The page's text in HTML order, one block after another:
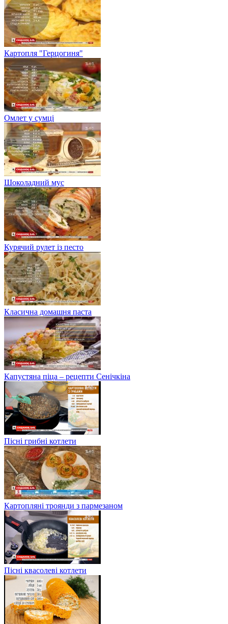
Картопля "Герцогиня"
Омлет у сумці
Шоколадний мус
Курячий рулет із песто
Класична домашня паста
Капустяна піца – рецепти Сенічкіна
Пісні грибні котлети
Картопляні троянди з пармезаном
Пісні квасолеві котлети